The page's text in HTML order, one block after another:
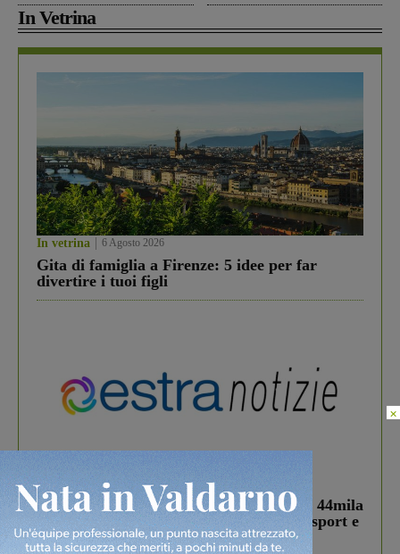
In Vetrina
In vetrina 6 Agosto 2026
Gita di famiglia a Firenze: 5 idee per far
divertire i tuoi figli
In vetrina 3 Agosto 2026
Estra Notizie agosto: Smart Cities, oltre 44mila
studenti coinvolti, torna il bando per lo sport e
debutta il podcast Estrair
×